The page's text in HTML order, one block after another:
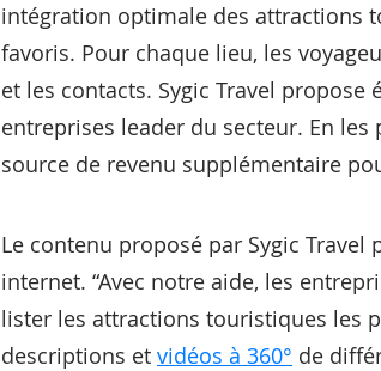
intégration optimale des attractions
favoris. Pour chaque lieu, les
et les contacts. Sygic Travel
entreprises leader du secteur. En
source de revenu supplémentaire
Le contenu proposé par Sygic
internet. “Avec notre aide, les
lister les attractions touristiques les
descriptions et vidéos à 360° de